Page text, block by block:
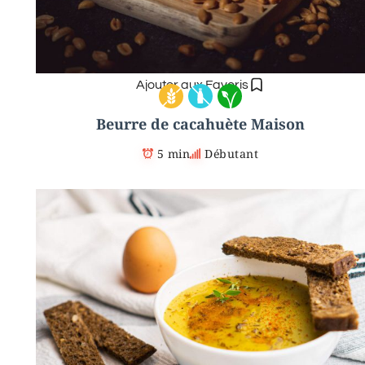
Ajouter aux Favoris
Beurre de cacahuète Maison
5 min Débutant